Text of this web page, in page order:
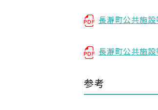
長瀞町公共施設
長瀞町公共施設
参考